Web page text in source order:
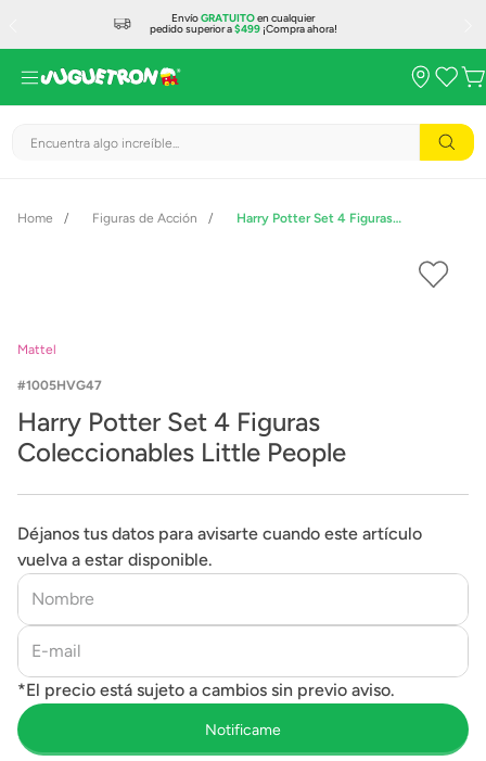
EnvíoGRATUITOen cualquier
pedido superior a$499¡Compra ahora!
Encuentra algo increíble...
Figuras de Acción Harry Potter Set 4 Figuras Coleccionables Little People
Mattel
1005HVG47
Harry Potter Set 4 Figuras
Coleccionables Little People
Déjanos tus datos para avisarte cuando este artículo
vuelva a estar disponible.